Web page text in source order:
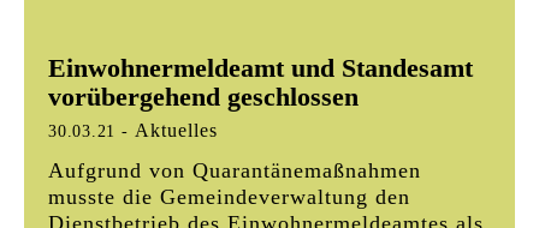
Einwohnermeldeamt und Standesamt
vorübergehend geschlossen
30.03.21 - Aktuelles
Aufgrund von Quarantänemaßnahmen
musste die Gemeindeverwaltung den
Dienstbetrieb des Einwohnermeldeamtes als